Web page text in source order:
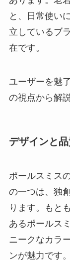
と、日常使い
立しているブ
在です。
ユーザーを魅
の視点から解
デザインと
ポールスミス
の一つは、独
ります。もと
あるポールス
ニークなカラ
ンが魅力です